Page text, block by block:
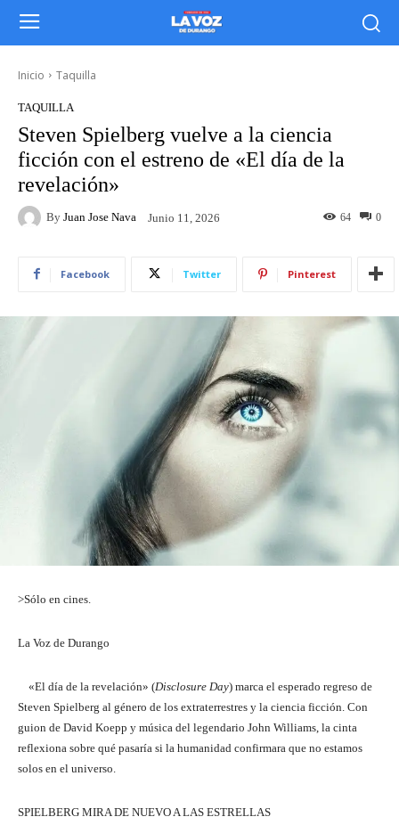
Inicio Taquilla
TAQUILLA
Steven Spielberg vuelve a la ciencia
ficción con el estreno de «El día de la
revelación»
By Juan Jose Nava Junio 11, 2026 0
64
Facebook Twitter Pinterest
>Sólo en cines.
La Voz de Durango
«El día de la revelación» (Disclosure Day) marca el esperado regreso de
Steven Spielberg al género de los extraterrestres y la ciencia ficción. Con
guion de David Koepp y música del legendario John Williams, la cinta
reflexiona sobre qué pasaría si la humanidad confirmara que no estamos
solos en el universo.
SPIELBERG MIRA DE NUEVO A LAS ESTRELLAS